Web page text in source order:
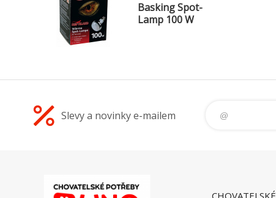
Basking Spot-
Lamp 100 W
Slevy a novinky e-mailem